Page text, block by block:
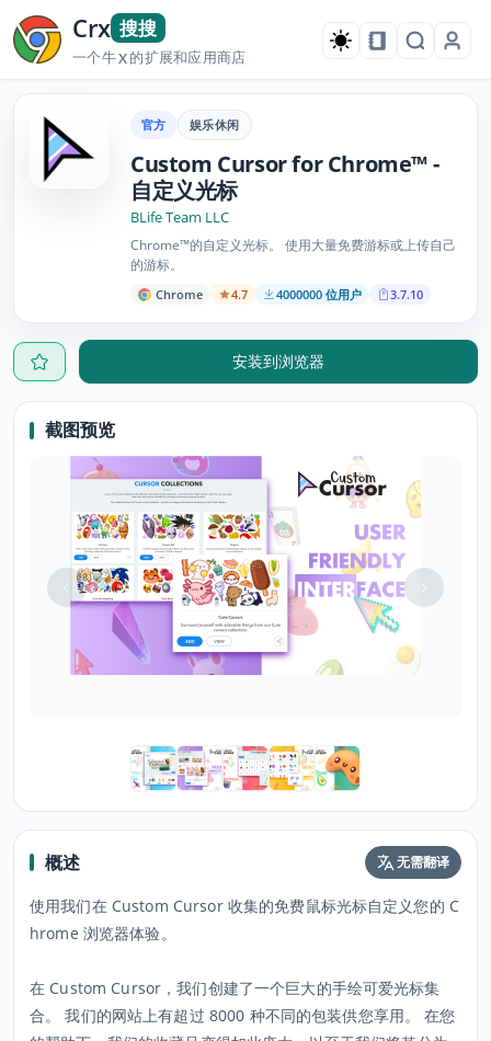
Crx 搜搜
一个牛X的扩展和应用商店
官方 娱乐休闲
Custom Cursor for Chrome™ -
自定义光标
BLife Team LLC
Chrome™的自定义光标。 使用大量免费游标或上传自己
的游标。
Chrome 4.7 4000000 位用户 3.7.10
安装到浏览器
截图预览
概述 无需翻译
使用我们在 Custom Cursor 收集的免费鼠标光标自定义您的 C
hrome 浏览器体验。
在 Custom Cursor，我们创建了一个巨大的手绘可爱光标集
合。 我们的网站上有超过 8000 种不同的包装供您享用。 在您